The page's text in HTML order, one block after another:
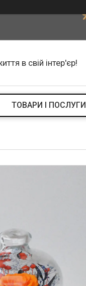
в свій інтер'єр!
ТОВАРИ І ПОСЛУГИ